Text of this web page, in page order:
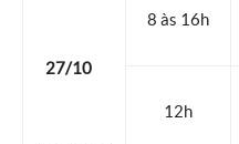
27/10
8 às 16h
12h